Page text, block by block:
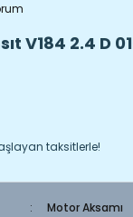
V184 2.4 D
taksitlerle!
Motor Aksamı